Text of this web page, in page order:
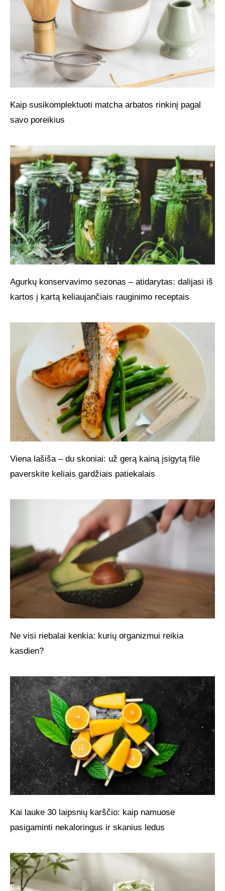
Kaip susikomplektuoti matcha arbatos rinkinį pagal
savo poreikius
Agurkų konservavimo sezonas – atidarytas: dalijasi iš
kartos į kartą keliaujančiais rauginimo receptais
Viena lašiša – du skoniai: už gerą kainą įsigytą filė
paverskite keliais gardžiais patiekalais
Ne visi riebalai kenkia: kurių organizmui reikia
kasdien?
Kai lauke 30 laipsnių karščio: kaip namuose
pasigaminti nekaloringus ir skanius ledus